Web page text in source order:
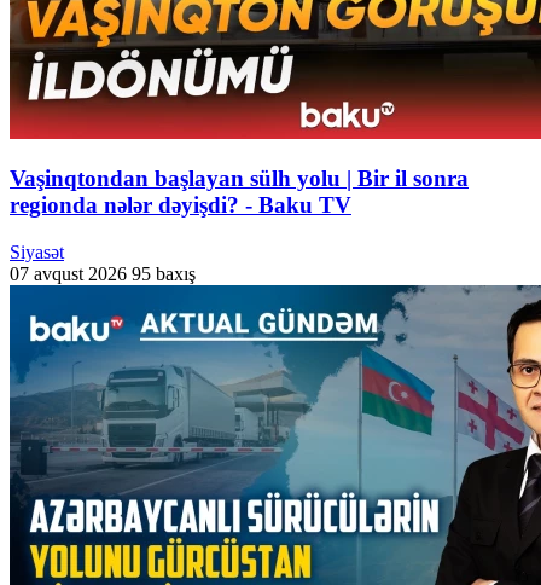
Vaşinqtondan başlayan sülh yolu | Bir il sonra
regionda nələr dəyişdi? - Baku TV
Siyasət
07 avqust 2026 95 baxış